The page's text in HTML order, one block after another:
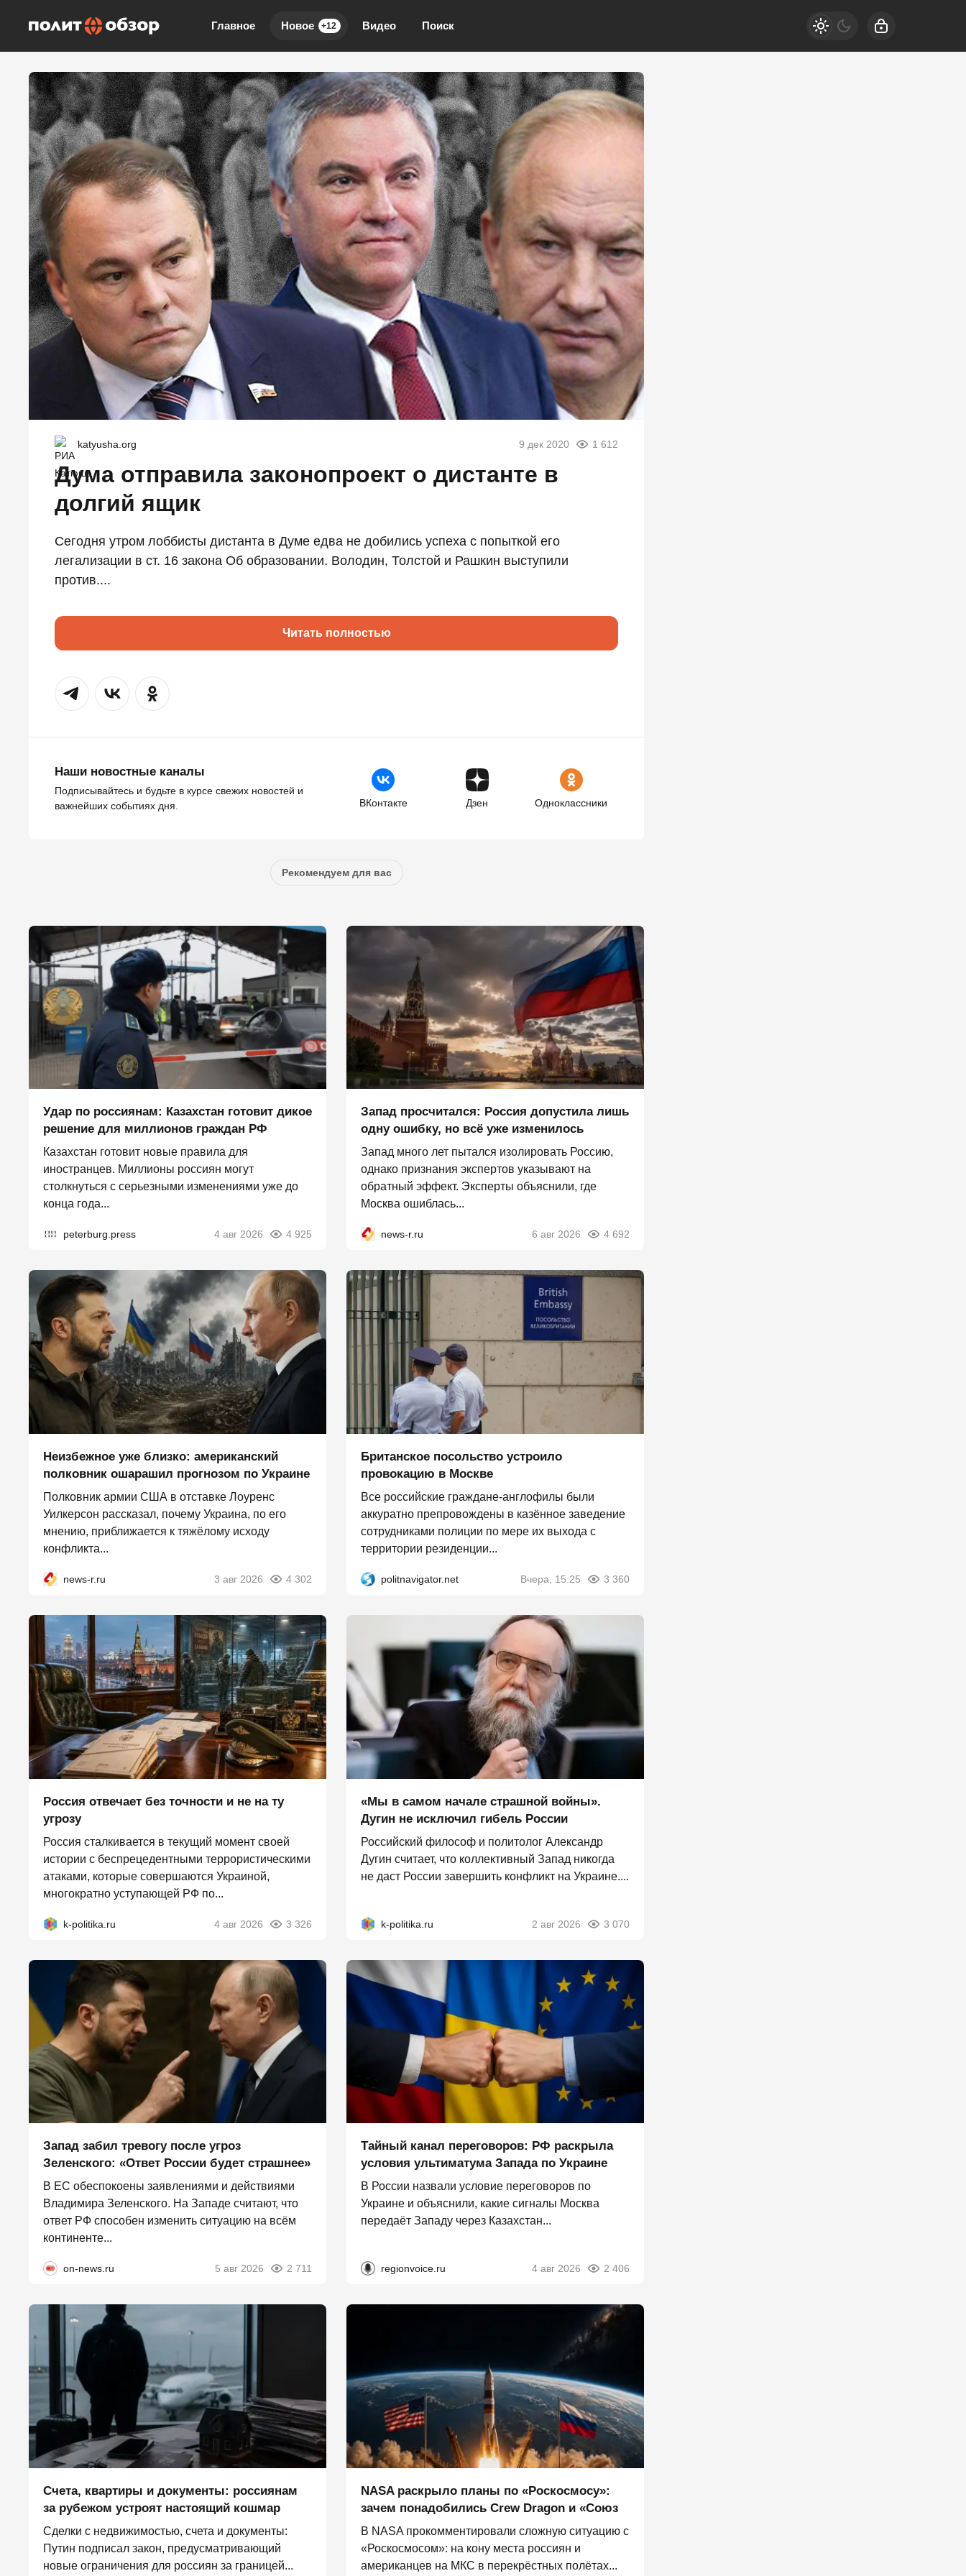
Главное Новое +12 Видео Поиск
katyusha.org 9 дек 2020 1 612
Дума отправила законопроект о дистанте в
долгий ящик
Сегодня утром лоббисты дистанта в Думе едва не добились успеха с попыткой его
легализации в ст. 16 закона Об образовании. Володин, Толстой и Рашкин выступили
против....
Читать полностью
Наши новостные каналы
Подписывайтесь и будьте в курсе свежих новостей и
важнейших событиях дня.
ВКонтакте Дзен Одноклассники
Рекомендуем для вас
Удар по россиянам: Казахстан готовит дикое
решение для миллионов граждан РФ
Казахстан готовит новые правила для
иностранцев. Миллионы россиян могут
столкнуться с серьезными изменениями уже до
конца года...
peterburg.press 4 авг 2026 4 925
Запад просчитался: Россия допустила лишь
одну ошибку, но всё уже изменилось
Запад много лет пытался изолировать Россию,
однако признания экспертов указывают на
обратный эффект. Эксперты объяснили, где
Москва ошиблась...
news-r.ru 6 авг 2026 4 692
Неизбежное уже близко: американский
полковник ошарашил прогнозом по Украине
Полковник армии США в отставке Лоуренс
Уилкерсон рассказал, почему Украина, по его
мнению, приближается к тяжёлому исходу
конфликта...
news-r.ru 3 авг 2026 4 302
Британское посольство устроило
провокацию в Москве
Все российские граждане-англофилы были
аккуратно препровождены в казённое заведение
сотрудниками полиции по мере их выхода с
территории резиденции...
politnavigator.net Вчера, 15:25 3 360
Россия отвечает без точности и не на ту
угрозу
Россия сталкивается в текущий момент своей
истории с беспрецедентными террористическими
атаками, которые совершаются Украиной,
многократно уступающей РФ по...
k-politika.ru 4 авг 2026 3 326
«Мы в самом начале страшной войны».
Дугин не исключил гибель России
Российский философ и политолог Александр
Дугин считает, что коллективный Запад никогда
не даст России завершить конфликт на Украине....
k-politika.ru 2 авг 2026 3 070
Запад забил тревогу после угроз
Зеленского: «Ответ России будет страшнее»
В ЕС обеспокоены заявлениями и действиями
Владимира Зеленского. На Западе считают, что
ответ РФ способен изменить ситуацию на всём
континенте...
on-news.ru 5 авг 2026 2 711
Тайный канал переговоров: РФ раскрыла
условия ультиматума Запада по Украине
В России назвали условие переговоров по
Украине и объяснили, какие сигналы Москва
передаёт Западу через Казахстан...
regionvoice.ru 4 авг 2026 2 406
Счета, квартиры и документы: россиянам
за рубежом устроят настоящий кошмар
Сделки с недвижимостью, счета и документы:
Путин подписал закон, предусматривающий
новые ограничения для россиян за границей...
NASA раскрыло планы по «Роскосмосу»:
зачем понадобились Crew Dragon и «Союз
В NASA прокомментировали сложную ситуацию с
«Роскосмосом»: на кону места россиян и
американцев на МКС в перекрёстных полётах...